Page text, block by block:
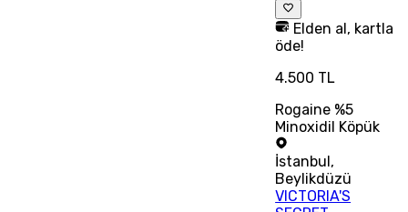
Elden al, kartla
öde!
4.500 TL
Rogaine %5
Minoxidil Köpük
İstanbul,
Beylikdüzü
VICTORIA'S